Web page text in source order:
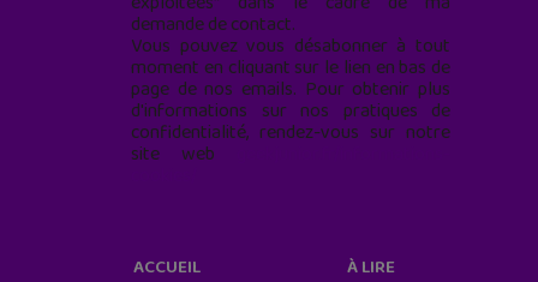
demande de contact.
Vous pouvez vous désabonner à tout
moment en cliquant sur le lien en bas de
page de nos emails. Pour obtenir plus
d'informations sur nos pratiques de
confidentialité, rendez-vous sur notre
site web
ACCUEIL
À LIRE